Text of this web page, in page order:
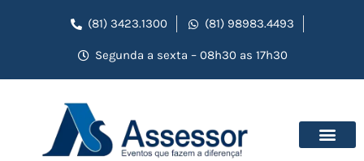
(81) 3423.1300 (81) 98983.4493
Segunda a sexta – 08h30 as 17h30